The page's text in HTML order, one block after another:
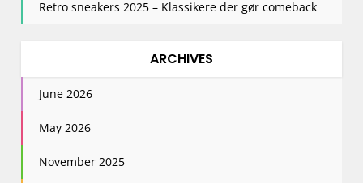
Retro sneakers 2025 – Klassikere der gør comeback
ARCHIVES
June 2026
May 2026
November 2025